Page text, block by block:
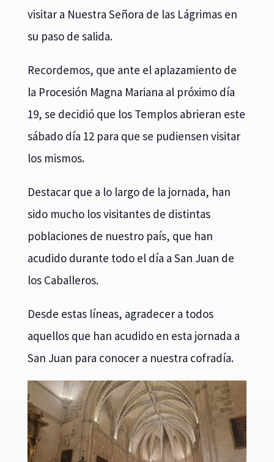
visitar a Nuestra Señora de las Lágrimas en
su paso de salida.
Recordemos, que ante el aplazamiento de
la Procesión Magna Mariana al próximo día
19, se decidió que los Templos abrieran este
sábado día 12 para que se pudiensen visitar
los mismos.
Destacar que a lo largo de la jornada, han
sido mucho los visitantes de distintas
poblaciones de nuestro país, que han
acudido durante todo el día a San Juan de
los Caballeros.
Desde estas líneas, agradecer a todos
aquellos que han acudido en esta jornada a
San Juan para conocer a nuestra cofradía.